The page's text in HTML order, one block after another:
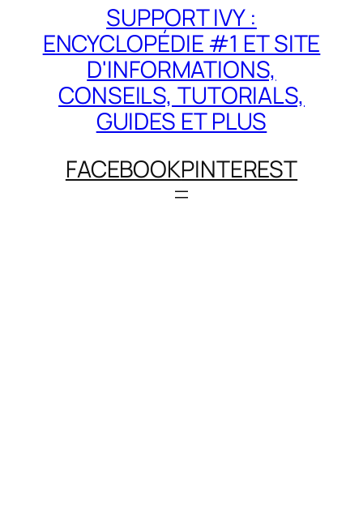
SUPPORT IVY :
ENCYCLOPÉDIE #1 ET SITE
D'INFORMATIONS,
CONSEILS, TUTORIALS,
GUIDES ET PLUS
FACEBOOKPINTEREST